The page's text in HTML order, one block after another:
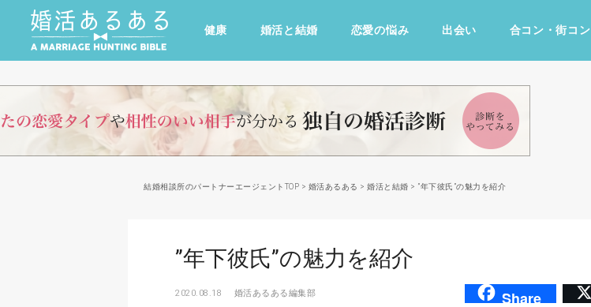
健康 婚活と結婚 恋愛の悩み 出会い 合コン・街コン
心の処方箋 カルチャー・トレンド・芸能
結婚相談所のパートナーエージェントTOP > 婚活あるある > 婚活と結婚 > ”年下彼氏”の魅力を紹介
”年下彼氏”の魅力を紹介
2020.08.18 婚活あるある編集部 Share